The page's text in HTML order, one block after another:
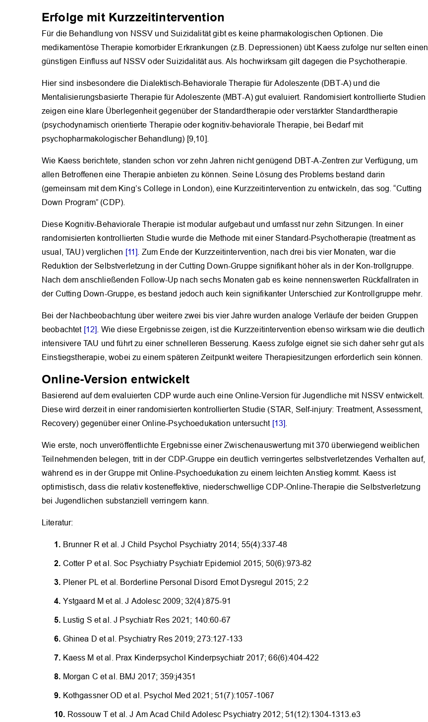
Erfolge mit Kurzzeitintervention
Für die Behandlung von NSSV und Suizidalität gibt es keine pharmakologischen Optionen. Die
medikamentöse Therapie komorbider Erkrankungen (z.B. Depressionen) übt Kaess zufolge nur selten einen
günstigen Einfluss auf NSSV oder Suizidalität aus. Als hochwirksam gilt dagegen die Psychotherapie.
Hier sind insbesondere die Dialektisch-Behaviorale Therapie für Adoleszente (DBT-A) und die
Mentalisierungsbasierte Therapie für Adoleszente (MBT-A) gut evaluiert. Randomisiert kontrollierte Studien
zeigen eine klare Überlegenheit gegenüber der Standardtherapie oder verstärkter Standardtherapie
(psychodynamisch orientierte Therapie oder kognitiv-behaviorale Therapie, bei Bedarf mit
psychopharmakologischer Behandlung) [9,10].
Wie Kaess berichtete, standen schon vor zehn Jahren nicht genügend DBT-A-Zentren zur Verfügung, um
allen Betroffenen eine Therapie anbieten zu können. Seine Lösung des Problems bestand darin
(gemeinsam mit dem King’s College in London), eine Kurzzeitintervention zu entwickeln, das sog. “Cutting
Down Program” (CDP).
Diese Kognitiv-Behaviorale Therapie ist modular aufgebaut und umfasst nur zehn Sitzungen. In einer
randomisierten kontrollierten Studie wurde die Methode mit einer Standard-Psychotherapie (treatment as
usual, TAU) verglichen [11]
. Zum Ende der Kurzzeitintervention, nach drei bis vier Monaten, war die
Reduktion der Selbstverletzung in der Cutting Down-Gruppe signifikant höher als in der Kon-trollgruppe.
Nach dem anschließenden Follow-Up nach sechs Monaten gab es keine nennenswerten Rückfallraten in
der Cutting Down-Gruppe, es bestand jedoch auch kein signifikanter Unterschied zur Kontrollgruppe mehr.
Bei der Nachbeobachtung über weitere zwei bis vier Jahre wurden analoge Verläufe der beiden Gruppen
beobachtet [12]
. Wie diese Ergebnisse zeigen, ist die Kurzzeitintervention ebenso wirksam wie die deutlich
intensivere TAU und führt zu einer schnelleren Besserung. Kaess zufolge eignet sie sich daher sehr gut als
Einstiegstherapie, wobei zu einem späteren Zeitpunkt weitere Therapiesitzungen erforderlich sein können.
Online-Version entwickelt
Basierend auf dem evaluierten CDP wurde auch eine Online-Version für Jugendliche mit NSSV entwickelt.
Diese wird derzeit in einer randomisierten kontrollierten Studie (STAR, Self-injury: Treatment, Assessment,
Recovery) gegenüber einer Online-Psychoedukation untersucht [13] .
Wie erste, noch unveröffentlichte Ergebnisse einer Zwischenauswertung mit 370 überwiegend weiblichen
Teilnehmenden belegen, tritt in der CDP-Gruppe ein deutlich verringertes selbstverletzendes Verhalten auf,
während es in der Gruppe mit Online-Psychoedukation zu einem leichten Anstieg kommt. Kaess ist
optimistisch, dass die relativ kosteneffektive, niederschwellige CDP-Online-Therapie die Selbstverletzung
bei Jugendlichen substanziell verringern kann.
Literatur:
Brunner R et al. J Child Psychol Psychiatry 2014; 55(4):337-48
Cotter P et al. Soc Psychiatry Psychiatr Epidemiol 2015; 50(6):973-82
Plener PL et al. Borderline Personal Disord Emot Dysregul 2015; 2:2
Ystgaard M et al. J Adolesc 2009; 32(4):875-91
Lustig S et al. J Psychiatr Res 2021; 140:60-67
Ghinea D et al. Psychiatry Res 2019; 273:127-133
Kaess M et al. Prax Kinderpsychol Kinderpsychiatr 2017; 66(6):404-422
Morgan C et al. BMJ 2017; 359:j4351
Kothgassner OD et al. Psychol Med 2021; 51(7):1057-1067
Rossouw T et al. J Am Acad Child Adolesc Psychiatry 2012; 51(12):1304-1313.e3